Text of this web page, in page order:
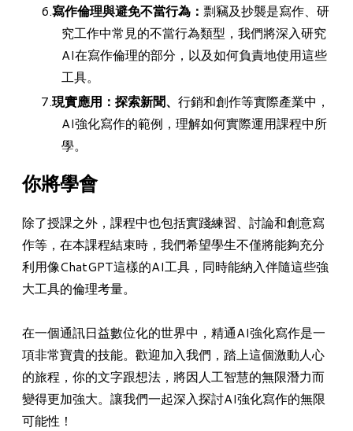
寫作倫理與避免不當行為： 剽竊及抄襲是寫作、研
究工作中常見的不當行為類型，我們將深入研究
AI在寫作倫理的部分，以及如何負責地使用這些
工具。
現實應用：探索新聞、 行銷和創作等實際產業中，
AI強化寫作的範例，理解如何實際運用課程中所
學。
你將學會
​除了授課之外，課程中也包括實踐練習、討論和創意寫
作等，在本課程結束時，我們希望學生不僅將能夠充分
利用像ChatGPT這樣的AI工具，同時能納入伴隨這些強
大工具的倫理考量。
在一個通訊日益數位化的世界中，精通AI強化寫作是一
項非常寶貴的技能。歡迎加入我們，踏上這個激動人心
的旅程，你的文字跟想法，將因人工智慧的無限潛力而
變得更加強大。讓我們一起深入探討AI強化寫作的無限
可能性！